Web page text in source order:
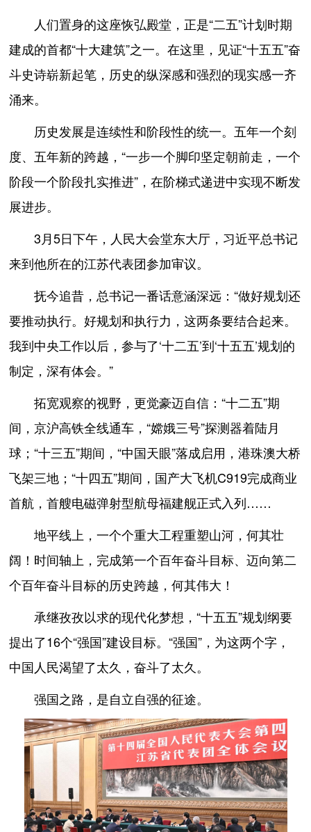
人们置身的这座恢弘殿堂，正是“二五”计划时期
建成的首都“十大建筑”之一。在这里，见证“十五五”奋
斗史诗崭新起笔，历史的纵深感和强烈的现实感一齐
涌来。
历史发展是连续性和阶段性的统一。五年一个刻
度、五年新的跨越，“一步一个脚印坚定朝前走，一个
阶段一个阶段扎实推进”，在阶梯式递进中实现不断发
展进步。
3月5日下午，人民大会堂东大厅，习近平总书记
来到他所在的江苏代表团参加审议。
抚今追昔，总书记一番话意涵深远：“做好规划还
要推动执行。好规划和执行力，这两条要结合起来。
我到中央工作以后，参与了‘十二五’到‘十五五’规划的
制定，深有体会。”
拓宽观察的视野，更觉豪迈自信：“十二五”期
间，京沪高铁全线通车，“嫦娥三号”探测器着陆月
球；“十三五”期间，“中国天眼”落成启用，港珠澳大桥
飞架三地；“十四五”期间，国产大飞机C919完成商业
首航，首艘电磁弹射型航母福建舰正式入列……
地平线上，一个个重大工程重塑山河，何其壮
阔！时间轴上，完成第一个百年奋斗目标、迈向第二
个百年奋斗目标的历史跨越，何其伟大！
承继孜孜以求的现代化梦想，“十五五”规划纲要
提出了16个“强国”建设目标。“强国”，为这两个字，
中国人民渴望了太久，奋斗了太久。
强国之路，是自立自强的征途。